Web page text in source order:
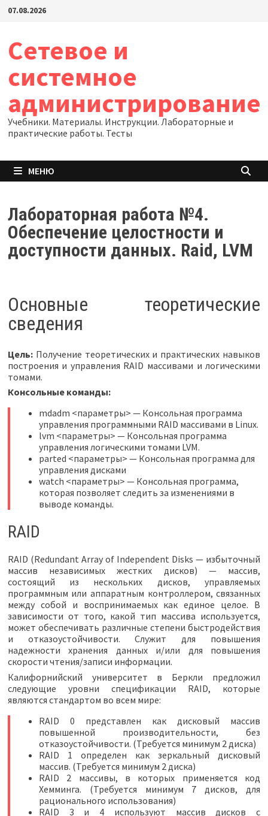
Перейти
07.08.2026
Сетевое и
системное
администрирование
Учебники. Материалы. Инструкции. Лабораторные и
практические работы. Тесты
МЕНЮ
Лабораторная работа №4.
Обеспечение целостности и
доступности данных. Raid, LVM
Основные теоретические
сведения
Цель:Получение теоретических и практических навыков
построения и управления RAID массивами и логическими
томами.
Консольные команды:
mdadm <параметры> — Консольная программа
управления программными RAID массивами в Linux.
lvm <параметры> — Консольная программа
управления логическими томами LVM.
parted <параметры> — Консольная программа для
управления дисками
watch <параметры> — Консольная программа,
которая позволяет следить за изменениями в
выводе команды.
RAID
RAID (Redundant Array of Independent Disks — избыточный
массив независимых жестких дисков) — массив,
состоящий из нескольких дисков, управляемых
программным или аппаратным контроллером, связанных
между собой и воспринимаемых как единое целое. В
зависимости от того, какой тип массива используется,
может обеспечивать различные степени быстродействия
и отказоустойчивости. Служит для повышения
надежности хранения данных и/или для повышения
скорости чтения/записи информации.
Калифорнийский университет в Беркли предложил
следующие уровни спецификации RAID, которые
являются стандартом во всем мире:
RAID 0 представлен как дисковый массив
повышенной производительности, без
отказоустойчивости. (Требуется минимум 2 диска)
RAID 1 определен как зеркальный дисковый
массив. (Требуется минимум 2 диска)
RAID 2 массивы, в которых применяется код
Хемминга. (Требуется минимум 7 дисков, для
рационального использования)
RAID 3 и 4 используют массив дисков с